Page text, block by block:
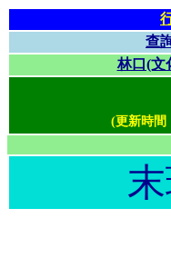
查
林口(文
(更新時間